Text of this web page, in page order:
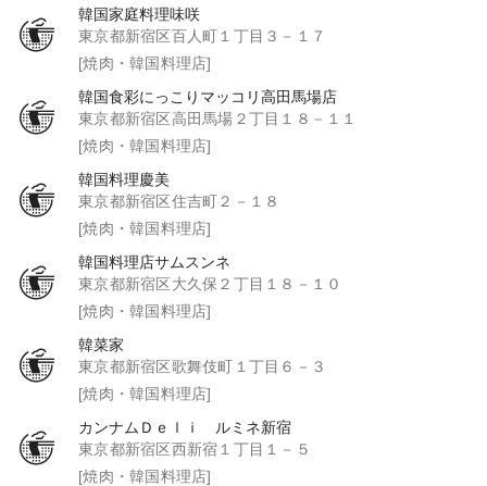
韓国家庭料理味咲
東京都新宿区百人町１丁目３－１７
[焼肉・韓国料理店]
韓国食彩にっこりマッコリ高田馬場店
東京都新宿区高田馬場２丁目１８－１１
[焼肉・韓国料理店]
韓国料理慶美
東京都新宿区住吉町２－１８
[焼肉・韓国料理店]
韓国料理店サムスンネ
東京都新宿区大久保２丁目１８－１０
[焼肉・韓国料理店]
韓菜家
東京都新宿区歌舞伎町１丁目６－３
[焼肉・韓国料理店]
カンナムＤｅｌｉ ルミネ新宿
東京都新宿区西新宿１丁目１－５
[焼肉・韓国料理店]